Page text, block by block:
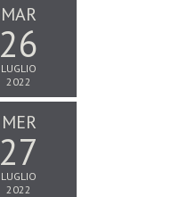
MAR
26
LUGLIO
2022
MER
27
LUGLIO
2022